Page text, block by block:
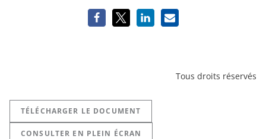
Tous droits réservés
TÉLÉCHARGER LE DOCUMENT
CONSULTER EN PLEIN ÉCRAN